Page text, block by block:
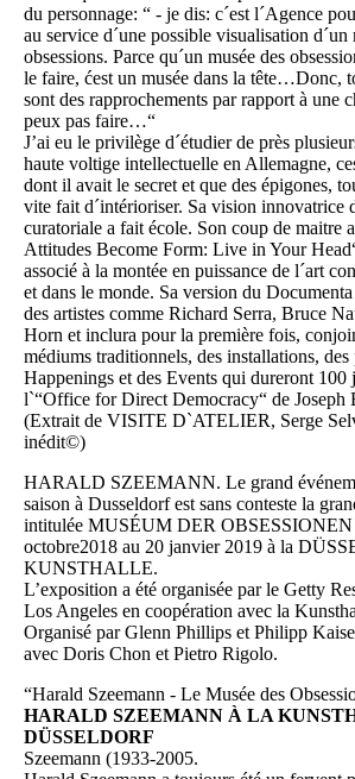
du personnage: “ - je dis: c´est l´Agence
au service d´une possible visualisation d´un
obsessions. Parce qu´un musée des
le faire, ćest un musée dans la tête…Donc,
sont des rapprochements par rapport à une
peux pas faire…“
J’ai eu le privilège d´étudier de près
haute voltige intellectuelle en Allemagne,
dont il avait le secret et que des épigones,
vite fait d´intérioriser. Sa vision innovatrice
curatoriale a fait école. Son coup de maitre
Attitudes Become Form: Live in Your
associé à la montée en puissance de l´art
et dans le monde. Sa version du
des artistes comme Richard Serra, Bruce
Horn et inclura pour la première fois,
médiums traditionnels, des installations, des
Happenings et des Events qui dureront 100
l`“Office for Direct Democracy“ de Joseph
(Extrait de VISITE D`ATELIER, Serge
inédit©)
HARALD SZEEMANN. Le grand
saison à Dusseldorf est sans conteste la
intitulée MUSÉUM DER OBSESSIONEN
octobre2018 au 20 janvier 2019 à la
KUNSTHALLE.
L’exposition a été organisée par le Getty
Los Angeles en coopération avec la
Organisé par Glenn Phillips et Philipp
avec Doris Chon et Pietro Rigolo.
“Harald Szeemann - Le Musée des
HARALD SZEEMANN À LA
DÜSSELDORF
Szeemann (1933-2005.